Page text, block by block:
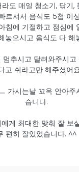
도 매일 청소기, 닦기,
르셔서 음식도 5첩 이
침에 기절하고 점심에
놓으시고 음식도 다 해
추시고 달려와주시
고 쉬라고만 해주셨어
가시는날 꼬옥 안아주
습니다.
게 최대한 맞춰 잘 보
편히 잘있었습니다. ^^